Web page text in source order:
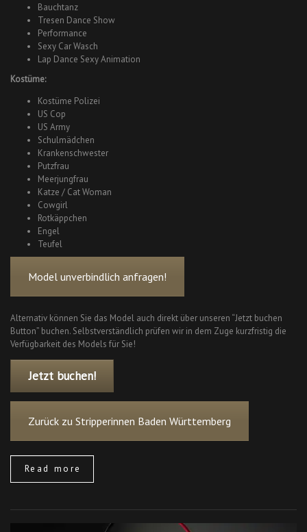
Bauchtanz
Tresen Dance Show
Performance
Sexy Car Wasch
Lap Dance Sexy Animation
Kostüme:
Kostüme Polizei
US Cop
US Army
Schulmädchen
Krankenschwester
Putzfrau
Meerjungfrau
Katze / Cat Woman
Cowgirl
Rotkäppchen
Engel
Teufel
Model unverbindlich anfragen!
Alternativ können Sie das Model auch direkt über unseren “Jetzt buchen
Button” buchen. Selbstverständlich prüfen wir in dem Zuge kurzfristig die
Verfügbarkeit des Models für Sie!
Jetzt buchen!
Zurück zu Stripperinnen Baden Württemberg
Read more